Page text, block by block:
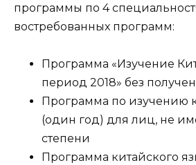
программы по 4
востребованных программ:
Программа «Изучение
период 2018» без
Программа по изучению
(один год) для лиц, не
степени
Программа китайского